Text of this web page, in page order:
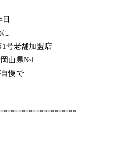
号老舗加盟店
岡山県№1
慢で